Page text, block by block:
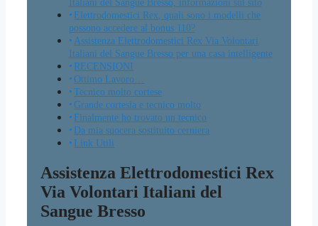
Italiani del Sangue Bresso, informazioni sul sito
Elettrodomestici Rex, quali sono i modelli che
possono accedere al bonus 110?
Assistenza Elettrodomestici Rex Via Volontari
Italiani del Sangue Bresso per una casa intelligente
RECENSIONI
Ottimo Lavoro…
Tecnico molto cortese
Grande cortesia e tecnico molto
Finalmente ho trovato un tecnico
Da mia suocera sostituito cerniera
Link Utili
Assistenza Elettrodomestici Rex
Via Volontari Italiani del
Sangue Bresso